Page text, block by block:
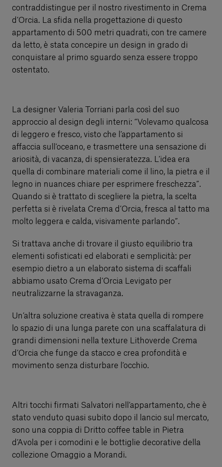
contraddistingue per il nostro rivestimento in Crema
d’Orcia. La sfida nella progettazione di questo
appartamento di 500 metri quadrati, con tre camere
da letto, è stata concepire un design in grado di
conquistare al primo sguardo senza essere troppo
ostentato.
La designer Valeria Torriani parla così del suo
approccio al design degli interni: “Volevamo qualcosa
di leggero e fresco, visto che l’appartamento si
affaccia sull’oceano, e trasmettere una sensazione di
ariosità, di vacanza, di spensieratezza. L’idea era
quella di combinare materiali come il lino, la pietra e il
legno in nuances chiare per esprimere freschezza”.
Quando si è trattato di scegliere la pietra, la scelta
perfetta si è rivelata Crema d’Orcia, fresca al tatto ma
molto leggera e calda, visivamente parlando”.
Si trattava anche di trovare il giusto equilibrio tra
elementi sofisticati ed elaborati e semplicità: per
esempio dietro a un elaborato sistema di scaffali
abbiamo usato Crema d’Orcia Levigato per
neutralizzarne la stravaganza.
Un’altra soluzione creativa è stata quella di rompere
lo spazio di una lunga parete con una scaffalatura di
grandi dimensioni nella texture Lithoverde Crema
d’Orcia che funge da stacco e crea profondità e
movimento senza disturbare l’occhio.
Altri tocchi firmati Salvatori nell’appartamento, che è
stato venduto quasi subito dopo il lancio sul mercato,
sono una coppia di Dritto coffee table in Pietra
d’Avola per i comodini e le bottiglie decorative della
collezione Omaggio a Morandi.